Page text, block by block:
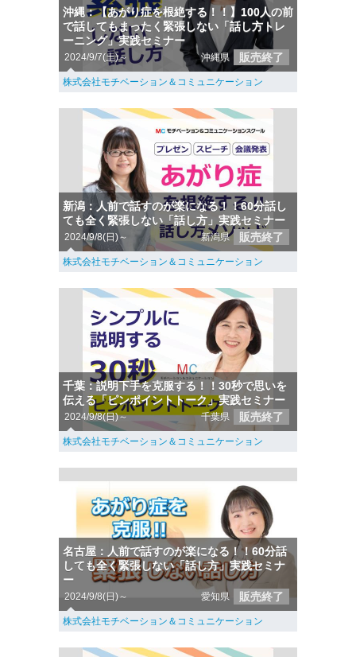
沖縄：【あがり症を根絶する！！】100人の前
で話してもまったく緊張しない「話し方トレ
ーニング」実践セミナー
2024/9/7(土)～ 沖縄県 販売終了
株式会社モチベーション＆コミュニケーション
新潟：人前で話すのが楽になる！！60分話し
ても全く緊張しない「話し方」実践セミナー
2024/9/8(日)～ 新潟県 販売終了
株式会社モチベーション＆コミュニケーション
千葉：説明下手を克服する！！30秒で思いを
伝える「ピンポイントトーク」実践セミナー
2024/9/8(日)～ 千葉県 販売終了
株式会社モチベーション＆コミュニケーション
名古屋：人前で話すのが楽になる！！60分話
しても全く緊張しない「話し方」実践セミナ
ー
2024/9/8(日)～ 愛知県 販売終了
株式会社モチベーション＆コミュニケーション